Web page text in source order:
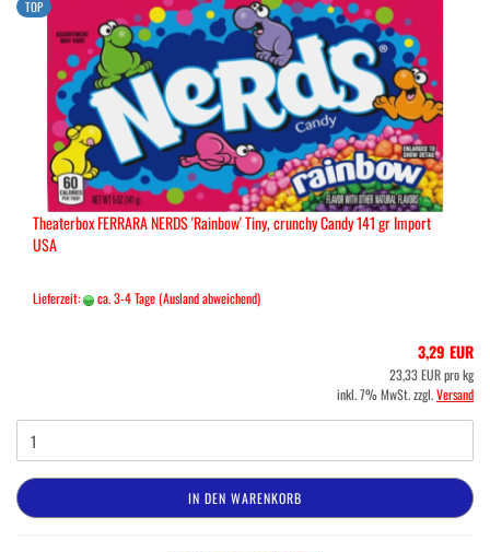
TOP
Theaterbox FERRARA NERDS 'Rainbow' Tiny, crunchy Candy 141 gr Import
USA
Lieferzeit: ca. 3-4 Tage(Ausland abweichend)
3,29 EUR
23,33 EUR pro kg
inkl. 7% MwSt. zzgl.Versand
IN DEN WARENKORB